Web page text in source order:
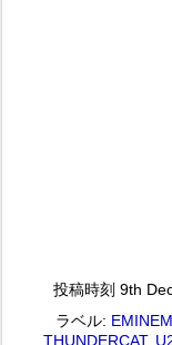
投稿時刻 9th
ラベル: EMINEM
THUNDERCAT